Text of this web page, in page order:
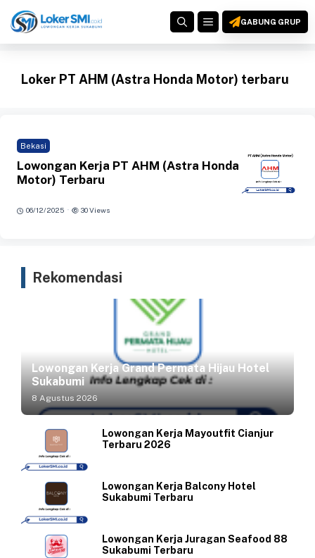
ke
MENUGABUNG GRUP
Loker PT AHM (Astra Honda Motor) terbaru
Bekasi
Lowongan Kerja PT AHM (Astra Honda
Motor) Terbaru
06/12/2025 · 30 Views
Rekomendasi
Lowongan Kerja Grand Permata Hijau Hotel
Sukabumi
8 Agustus 2026
Lowongan Kerja Mayoutfit Cianjur
Terbaru 2026
Lowongan Kerja Balcony Hotel
Sukabumi Terbaru
Lowongan Kerja Juragan Seafood 88
Sukabumi Terbaru